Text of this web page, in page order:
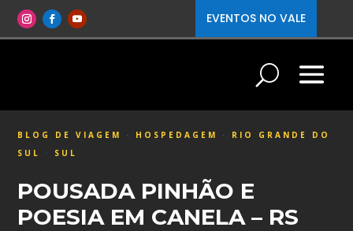
EVENTOS NO VALE
BLOG DE VIAGEM · HOSPEDAGEM · RIO GRANDE DO
SUL
· SUL
POUSADA PINHÃO E
POESIA EM CANELA – RS